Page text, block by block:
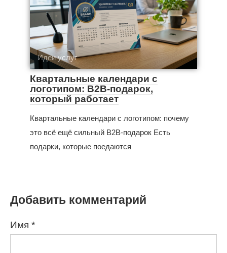
Идеи услуг
Квартальные календари с
логотипом: B2B-подарок,
который работает
Квартальные календари с логотипом: почему
это всё ещё сильный B2B-подарок Есть
подарки, которые поедаются
Добавить комментарий
Имя *